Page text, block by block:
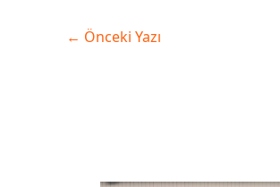
← Önceki Yazı